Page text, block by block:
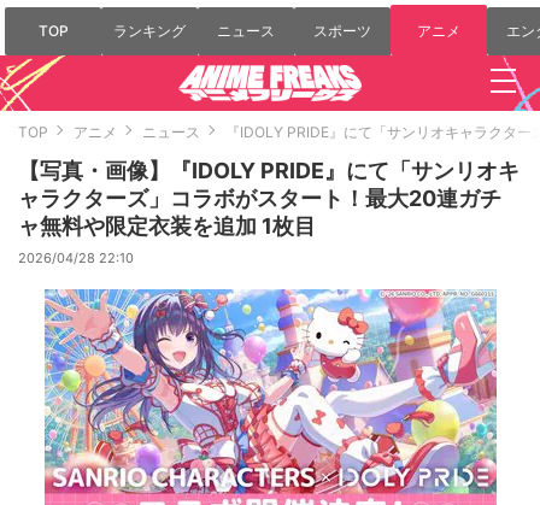
TOP ランキング ニュース スポーツ アニメ エン
TOP アニメ ニュース 『IDOLY PRIDE』にて「サンリオキャラクタ
【写真・画像】『IDOLY PRIDE』にて「サンリオキ
ャラクターズ」コラボがスタート！最大20連ガチ
ャ無料や限定衣装を追加 1枚目
2026/04/28 22:10